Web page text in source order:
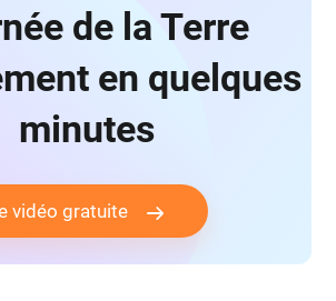
de la Terre
en quelques
minutes
vidéo gratuite